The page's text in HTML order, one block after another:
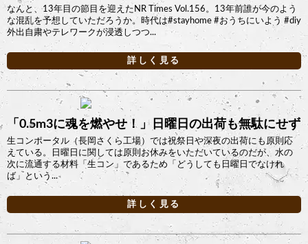
なんと、13年目の節目を迎えたNR Times Vol.156。13年前誰が今のよう
な混乱を予想していただろうか。時代は#stayhome #おうちにいよう #diy
外出自粛やテレワークが浸透しつつ...
詳しく見る
「0.5m3に魂を燃やせ！」日曜日の出荷も無駄にせず
生コンポータル（長岡さくら工場）では祝祭日や深夜の出荷にも原則応
えている。日曜日に関しては原則お休みをいただいているのだが、水の
次に流通する材料「生コン」であるため「どうしても日曜日でなけれ
ば」という...
詳しく見る